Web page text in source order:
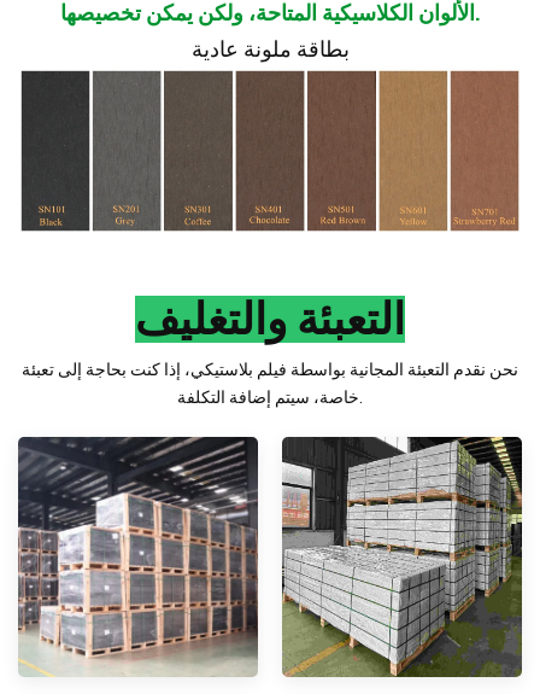
الألوان الكلاسيكية المتاحة، ولكن يمكن تخصيصها.
بطاقة ملونة عادية
التعبئة والتغليف
نحن نقدم التعبئة المجانية بواسطة فيلم بلاستيكي، إذا كنت بحاجة إلى تعبئة
خاصة، سيتم إضافة التكلفة.